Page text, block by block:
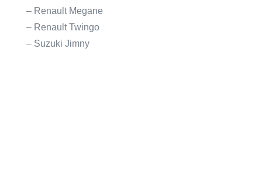
– Renault Megane
– Renault Twingo
– Suzuki Jimny